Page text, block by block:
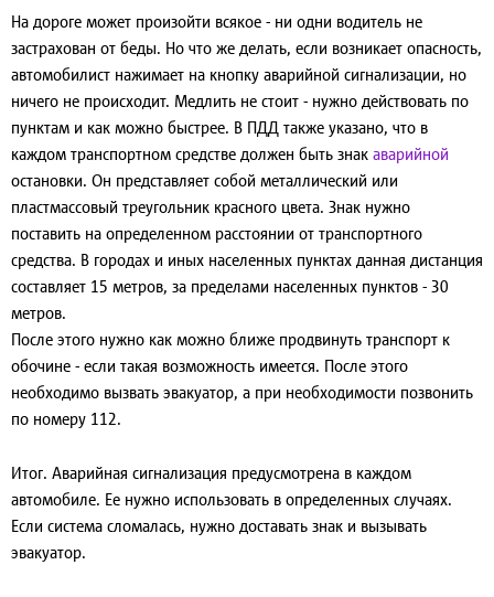
На дороге может произойти всякое - ни одни водитель не
застрахован от беды. Но что же делать, если возникает опасность,
автомобилист нажимает на кнопку аварийной сигнализации, но
ничего не происходит. Медлить не стоит - нужно действовать по
пунктам и как можно быстрее. В ПДД также указано, что в
каждом транспортном средстве должен быть знак аварийной
остановки. Он представляет собой металлический или
пластмассовый треугольник красного цвета. Знак нужно
поставить на определенном расстоянии от транспортного
средства. В городах и иных населенных пунктах данная дистанция
составляет 15 метров, за пределами населенных пунктов - 30
метров.
После этого нужно как можно ближе продвинуть транспорт к
обочине - если такая возможность имеется. После этого
необходимо вызвать эвакуатор, а при необходимости позвонить
по номеру 112.
Итог. Аварийная сигнализация предусмотрена в каждом
автомобиле. Ее нужно использовать в определенных случаях.
Если система сломалась, нужно доставать знак и вызывать
эвакуатор.